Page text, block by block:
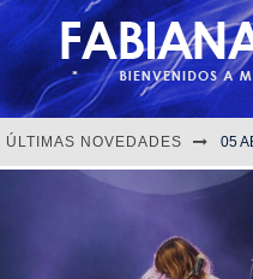
ÚLTIMAS NOVEDADES 05
30